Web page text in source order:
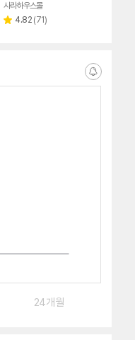
사라하우스몰
별 4.82 리
(71)
알
24개월